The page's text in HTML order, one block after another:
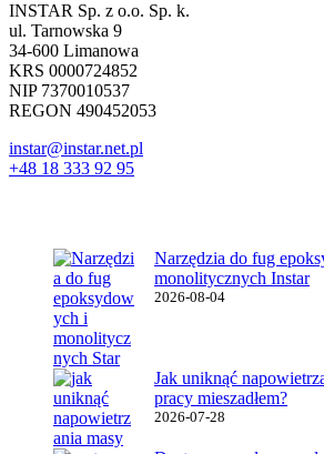
INSTAR Sp. z o.o. Sp. k.
ul. Tarnowska 9
34-600 Limanowa
KRS 0000724852
NIP 7370010537
REGON 490452053
instar@instar.net.pl
+48 18 333 92 95
Narzędzia do fug
monolitycznych Instar
2026-08-04
Jak uniknąć
pracy mieszadłem?
2026-07-28